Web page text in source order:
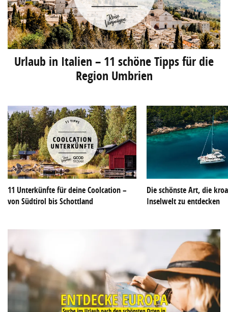
Urlaub in Italien – 11 schöne Tipps für die
Region Umbrien
11 Unterkünfte für deine Coolcation –
von Südtirol bis Schottland
Die schönste Art, die
Inselwelt zu entdecken